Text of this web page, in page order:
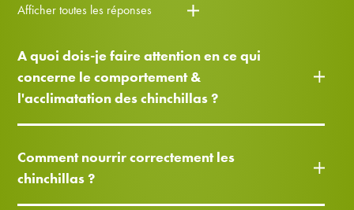
Afficher toutes les réponses
A quoi dois-je faire attention en ce qui
concerne le comportement &
l'acclimatation des chinchillas ?
Comment nourrir correctement les
chinchillas ?